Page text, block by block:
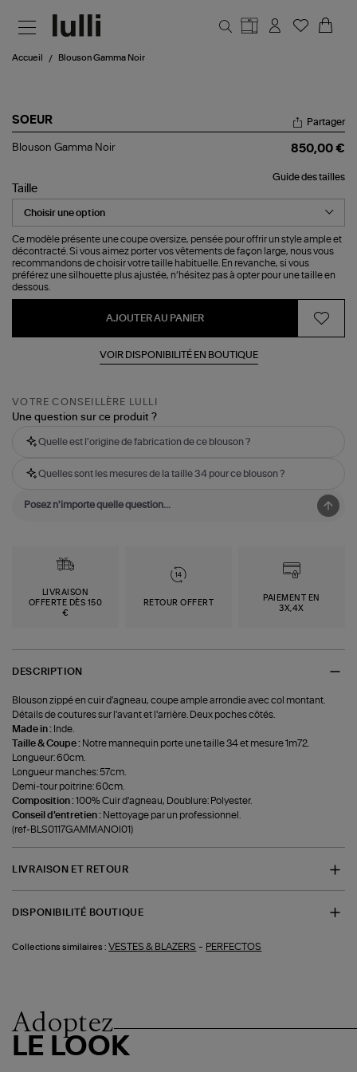
Accueil Blouson Gamma Noir
SOEUR
Blouson
Partager
Blouson Gamma Noir 850,00 €
Guide des tailles
Taille
Ce modèle présente une coupe oversize, pensée pour offrir un style ample et
décontracté. Si vous aimez porter vos vêtements de façon large, nous vous
recommandons de choisir votre taille habituelle. En revanche, si vous
préférez une silhouette plus ajustée, n’hésitez pas à opter pour une taille en
dessous.
AJOUTER AU PANIER
VOIR DISPONIBILITÉ EN BOUTIQUE
VOTRE CONSEILLÈRE LULLI
Une question sur ce produit ?
Quelle est l'origine de fabrication de ce blouson ?
Quelles sont les mesures de la taille 34 pour ce blouson ?
LIVRAISON
OFFERTE DÈS 150
€
RETOUR OFFERT
PAIEMENT EN
3X,4X
DESCRIPTION
Blouson zippé en cuir d'agneau, coupe ample arrondie avec col montant.
Détails de coutures sur l'avant et l'arrière. Deux poches côtés.
Made in : Inde.
Taille & Coupe : Notre mannequin porte une taille 34 et mesure 1m72.
Longueur: 60cm.
Longueur manches: 57cm.
Demi-tour poitrine: 60cm.
Composition :100% Cuir d'agneau, Doublure: Polyester.
Conseil d'entretien : Nettoyage par un professionnel.
(ref-BLS0117GAMMANOI01)
LIVRAISON ET RETOUR
DISPONIBILITÉ BOUTIQUE
Collections similaires : VESTES & BLAZERS - PERFECTOS
Adoptez
LE LOOK